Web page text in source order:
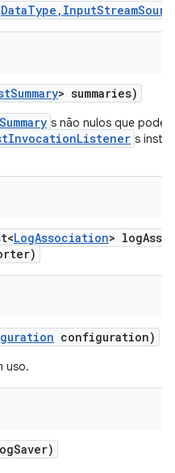
Summary> summaries)
s não nulos que
s
LogAssociation> log
configuration)
uso.
Saver)